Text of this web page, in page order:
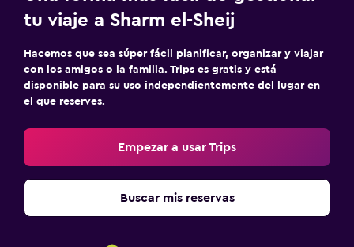
tu viaje a Sharm el-Sheij
Hacemos que sea súper fácil planificar, organizar y viajar
con los amigos o la familia. Trips es gratis y está
disponible para su uso independientemente del lugar en
el que reserves.
Empezar a usar Trips
Buscar mis reservas